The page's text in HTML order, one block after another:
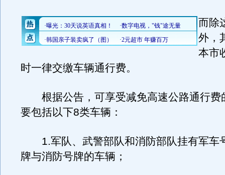
而除
外，
本市
时一律交缴车辆通行费。
根据公告，可享受减免高速公路通行费
要包括以下8类车辆：
1.军队、武警部队和消防部队挂有军车
牌与消防号牌的车辆；